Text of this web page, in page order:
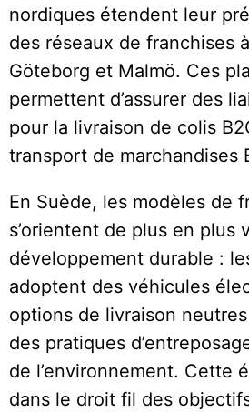
nordiques étendent leur
des réseaux de franchises
Göteborg et Malmö. Ces
permettent d’assurer des
pour la livraison de colis
transport de marchandises
En Suède, les modèles de
s’orientent de plus en plus
développement durable :
adoptent des véhicules
options de livraison
des pratiques
de l’environnement. Cette
dans le droit fil des